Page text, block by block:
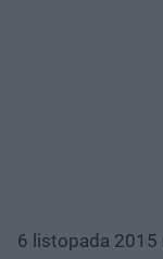
6 listopada 2015